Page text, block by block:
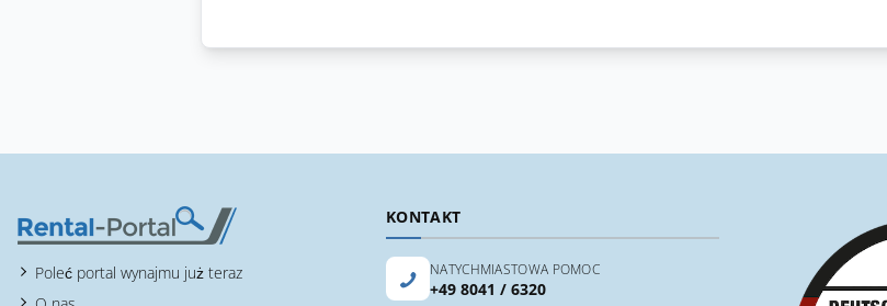
Poleć portal wynajmu już teraz
KONTAKT
NATYCHMIASTOWA POMOC
+49 8041 / 6320